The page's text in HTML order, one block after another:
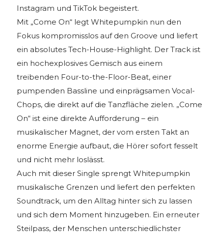
Instagram und TikTok begeistert.
Mit „Come On“ legt Whitepumpkin nun den
Fokus kompromisslos auf den Groove und liefert
ein absolutes Tech-House-Highlight. Der Track ist
ein hochexplosives Gemisch aus einem
treibenden Four-to-the-Floor-Beat, einer
pumpenden Bassline und einprägsamen Vocal-
Chops, die direkt auf die Tanzfläche zielen. „Come
On“ ist eine direkte Aufforderung – ein
musikalischer Magnet, der vom ersten Takt an
enorme Energie aufbaut, die Hörer sofort fesselt
und nicht mehr loslässt.
Auch mit dieser Single sprengt Whitepumpkin
musikalische Grenzen und liefert den perfekten
Soundtrack, um den Alltag hinter sich zu lassen
und sich dem Moment hinzugeben. Ein erneuter
Steilpass, der Menschen unterschiedlichster